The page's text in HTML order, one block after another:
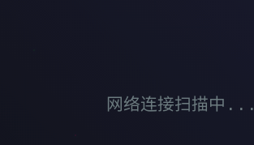
网络连接扫描中...